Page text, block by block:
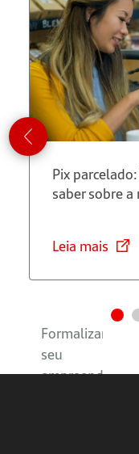
Definir
Missão,
visão e
valores
Personalidade
Escolher o
nome
Formalizar
seu
Pix
saber sobre
Leia mais